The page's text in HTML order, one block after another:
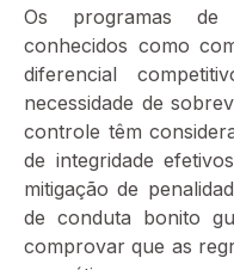
Os programas de
conhecidos como
diferencial
necessidade de
controle têm
de integridade
mitigação de
de conduta bonito
comprovar que as